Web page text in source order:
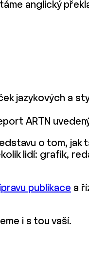
anglický
jazykových a
ARTN
o tom, jak
lidí: grafik,
publikace a
i s tou vaší.